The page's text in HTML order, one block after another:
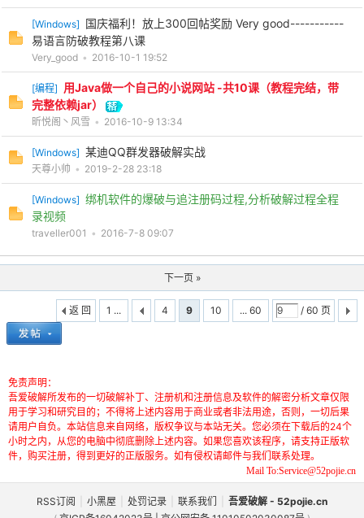
[Windows] 国庆福利！放上300回帖奖励 Very good-----------
易语言防破教程第八课
Very_good • 2016-10-1 19:52
[编程] 用Java做一个自己的小说网站 -共10课（教程完结，带
完整依赖jar）
昕悦阁丶风雪 • 2016-10-9 13:34
[Windows] 某迪QQ群发器破解实战
天尊小帅 • 2019-2-28 23:18
[Windows] 绑机软件的爆破与追注册码过程,分析破解过程全程
录视频
traveller001 • 2016-7-8 09:07
下一页 »
1 ... 4 9 10 ... 60 / 60 页
返 回
免责声明：
吾爱破解所发布的一切破解补丁、注册机和注册信息及软件的解密分析文章仅限
用于学习和研究目的；不得将上述内容用于商业或者非法用途，否则，一切后果
请用户自负。本站信息来自网络，版权争议与本站无关。您必须在下载后的24个
小时之内，从您的电脑中彻底删除上述内容。如果您喜欢该程序，请支持正版软
件，购买注册，得到更好的正版服务。如有侵权请邮件与我们联系处理。
Mail To:Service@52pojie.cn
RSS订阅 小黑屋 处罚记录 联系我们
吾爱破解 - 52pojie.cn